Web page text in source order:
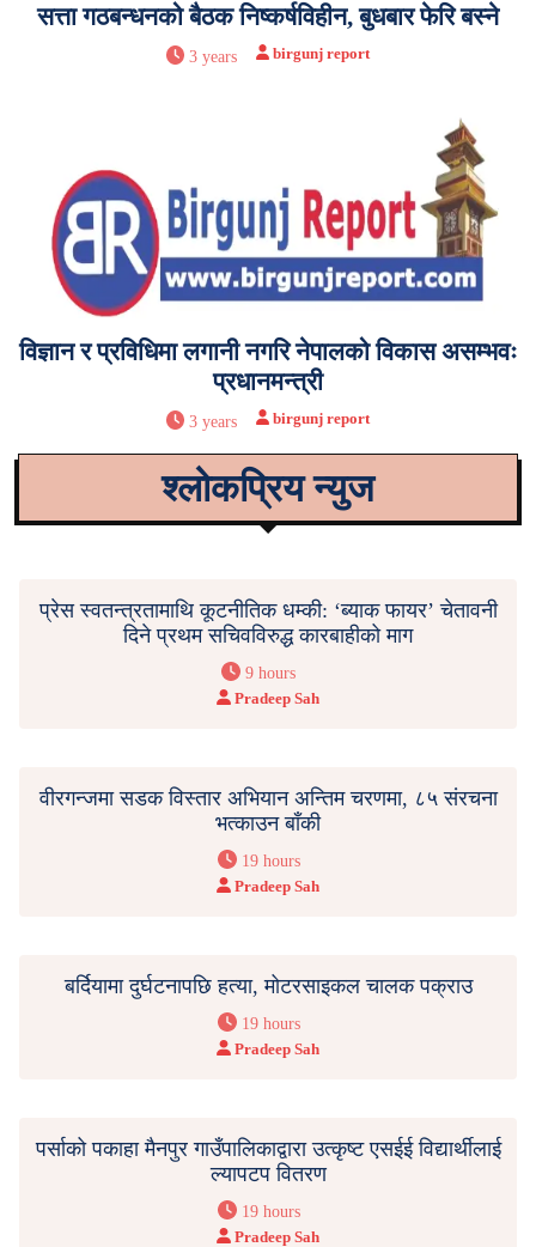
सत्ता गठबन्धनको बैठक निष्कर्षविहीन, बुधबार फेरि बस्ने
3 years birgunj report
विज्ञान र प्रविधिमा लगानी नगरि नेपालको विकास असम्भवः
प्रधानमन्त्री
3 years birgunj report
श्लोकप्रिय न्युज
प्रेस स्वतन्त्रतामाथि कूटनीतिक धम्की: ‘ब्याक फायर’ चेतावनी
दिने प्रथम सचिवविरुद्ध कारबाहीको माग
9 hours
Pradeep Sah
वीरगन्जमा सडक विस्तार अभियान अन्तिम चरणमा, ८५ संरचना
भत्काउन बाँकी
19 hours
Pradeep Sah
बर्दियामा दुर्घटनापछि हत्या, मोटरसाइकल चालक पक्राउ
19 hours
Pradeep Sah
पर्साको पकाहा मैनपुर गाउँपालिकाद्वारा उत्कृष्ट एसईई विद्यार्थीलाई
ल्यापटप वितरण
19 hours
Pradeep Sah